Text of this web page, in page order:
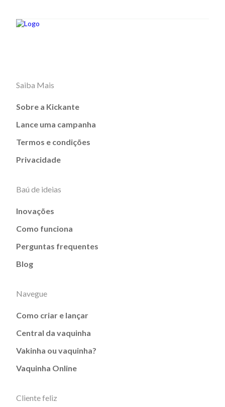
Saiba Mais
Sobre a Kickante
Lance uma campanha
Termos e condições
Privacidade
Baú de ideias
Inovações
Como funciona
Perguntas frequentes
Blog
Navegue
Como criar e lançar
Central da vaquinha
Vakinha ou vaquinha?
Vaquinha Online
Cliente feliz